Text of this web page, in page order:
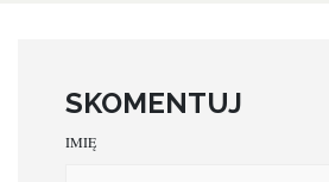
SKOMENTUJ
IMIĘ